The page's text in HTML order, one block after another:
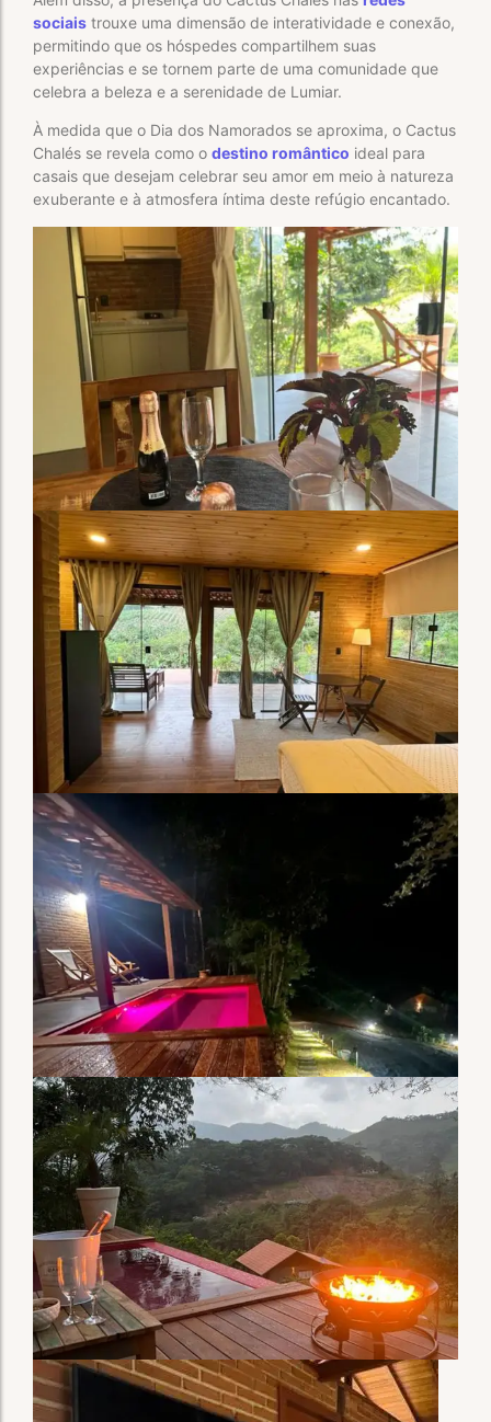
sociais trouxe uma dimensão de interatividade e conexão,
permitindo que os hóspedes compartilhem suas
experiências e se tornem parte de uma comunidade que
celebra a beleza e a serenidade de Lumiar.
À medida que o Dia dos Namorados se aproxima, o Cactus
Chalés se revela como o destino romântico ideal para
casais que desejam celebrar seu amor em meio à natureza
exuberante e à atmosfera íntima deste refúgio encantado.